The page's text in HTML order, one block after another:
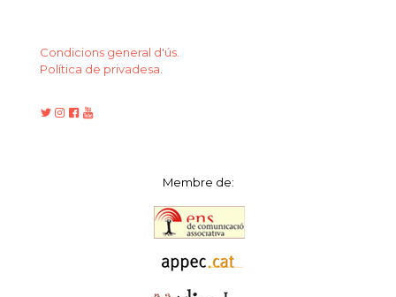
Condicions general d'ús.
Política de privadesa.
Membre de: